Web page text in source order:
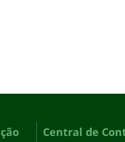
Central de